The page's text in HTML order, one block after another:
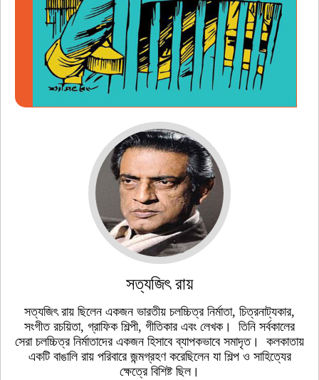
সত্যজিৎ রায়
সত্যজিৎ রায় ছিলেন একজন ভারতীয় চলচ্চিত্র নির্মাতা, চিত্রনাট্যকার,
সংগীত রচয়িতা, গ্রাফিক শিল্পী, গীতিকার এবং লেখক। তিনি সর্বকালের
সেরা চলচ্চিত্র নির্মাতাদের একজন হিসাবে ব্যাপকভাবে সমাদৃত। কলকাতায়
একটি বাঙালি রায় পরিবারে জন্মগ্রহণ করেছিলেন যা শিল্প ও সাহিত্যের
ক্ষেত্রে বিশিষ্ট ছিল।